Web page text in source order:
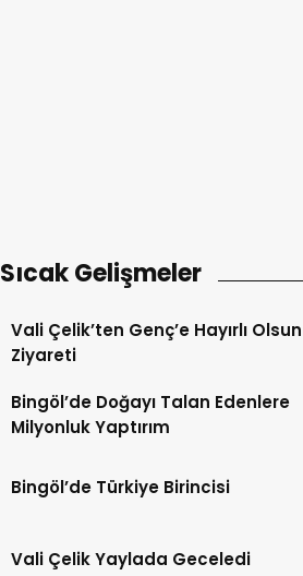
Sıcak Gelişmeler
Vali Çelik’ten Genç’e Hayırlı Olsun
Ziyareti
Bingöl’de Doğayı Talan Edenlere
Milyonluk Yaptırım
Bingöl’de Türkiye Birincisi
Vali Çelik Yaylada Geceledi